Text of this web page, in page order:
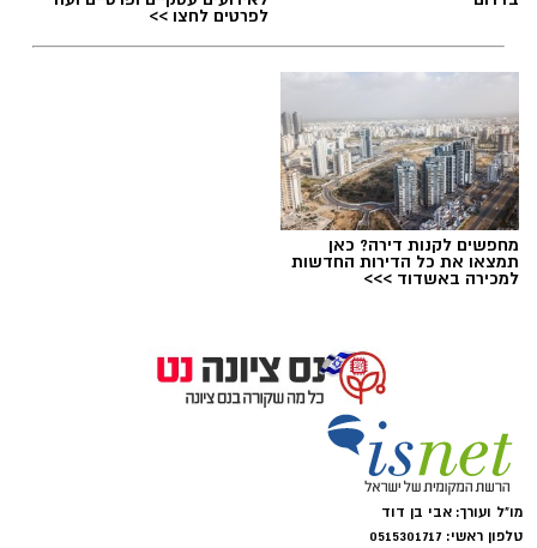
נתינה מתוך זיכרון: מיזם "טל של נתינה" לזכרו
של טל מלכה ז"ל חוזר בנס ציונה
טל מלכה, איש מערכת הביטחון נהרג
לפרטים לחצו >>
מחפשים לקנות דירה? כאן
תמצאו את כל הדירות החדשות
למכירה באשדוד >>>
מו"ל ועורך: אבי בן דוד
טלפון ראשי: 0515301717